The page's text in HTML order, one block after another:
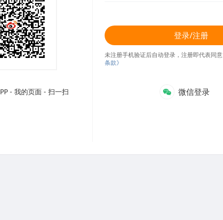
- 我的页面 - 扫一扫
登录/注册
未注册手机验证后自动登录，注册即代表同意
条款》
微信登录